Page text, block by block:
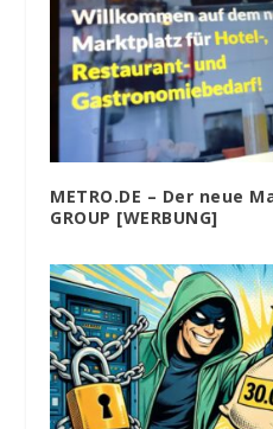
METRO.DE – Der neue
GROUP [WERBUNG]